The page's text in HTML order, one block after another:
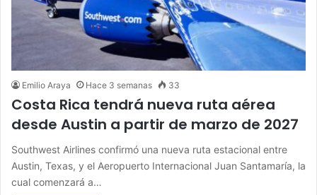
Emilio Araya Hace 3 semanas 33
Costa Rica tendrá nueva ruta aérea
desde Austin a partir de marzo de 2027
Southwest Airlines confirmó una nueva ruta estacional entre
Austin, Texas, y el Aeropuerto Internacional Juan Santamaría, la
cual comenzará a…